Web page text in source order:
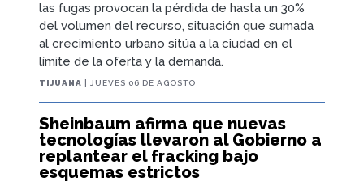
las fugas provocan la pérdida de hasta un 30%
del volumen del recurso, situación que sumada
al crecimiento urbano sitúa a la ciudad en el
límite de la oferta y la demanda.
TIJUANA | JUEVES 06 DE AGOSTO
Sheinbaum afirma que nuevas
tecnologías llevaron al Gobierno a
replantear el fracking bajo
esquemas estrictos